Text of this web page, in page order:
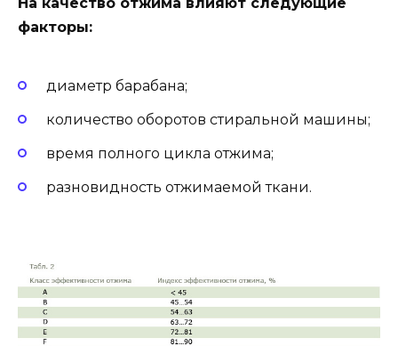
На качество отжима влияют следующие
факторы:
диаметр барабана;
количество оборотов стиральной машины;
время полного цикла отжима;
разновидность отжимаемой ткани.